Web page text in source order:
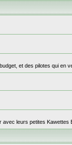
et des pilotes qui en
leurs petites Kawettes